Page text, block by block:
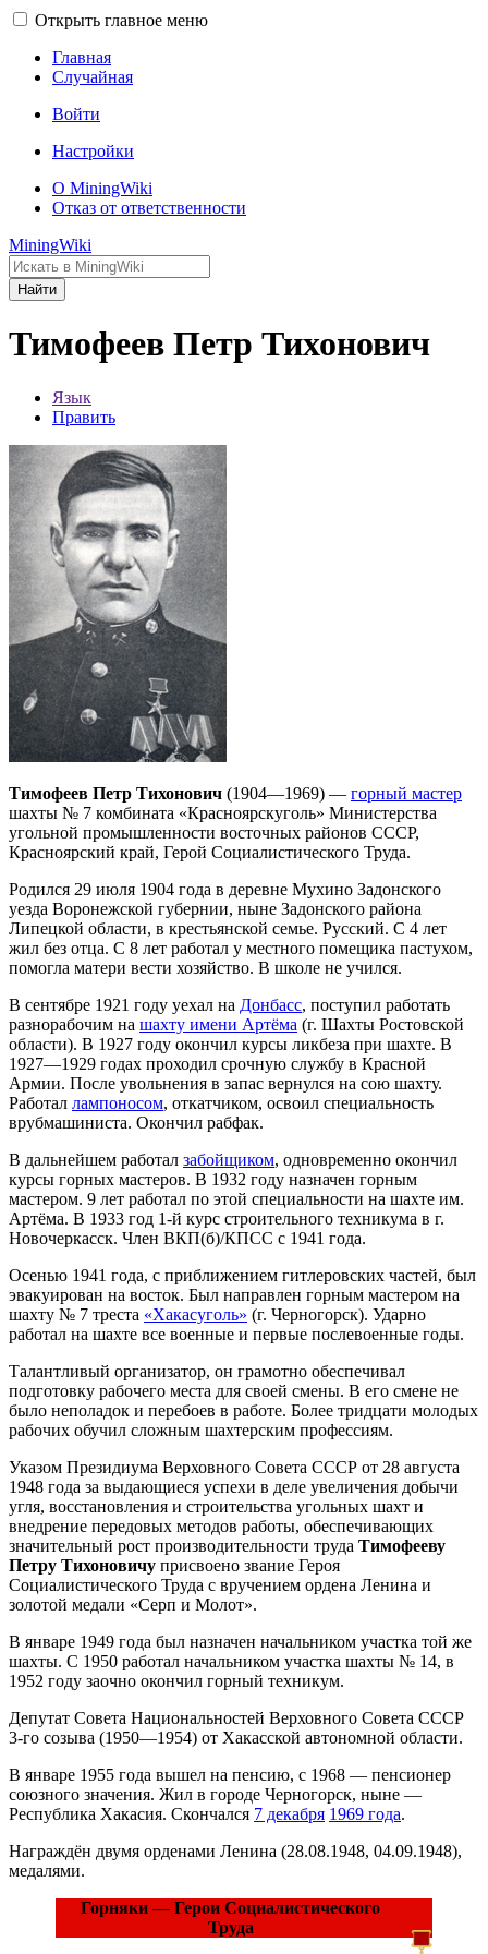
Открыть главное меню
Главная
Случайная
Войти
Настройки
О MiningWiki
Отказ от ответственности
MiningWiki
Найти
Тимофеев Петр Тихонович
Язык
Править
Тимофеев Петр Тихонович (1904—1969) — горный мастер
шахты № 7 комбината «Красноярскуголь» Министерства
угольной промышленности восточных районов СССР,
Красноярский край, Герой Социалистического Труда.
Родился 29 июля 1904 года в деревне Мухино Задонского
уезда Воронежской губернии, ныне Задонского района
Липецкой области, в крестьянской семье. Русский. С 4 лет
жил без отца. С 8 лет работал у местного помещика пастухом,
помогла матери вести хозяйство. В школе не учился.
В сентябре 1921 году уехал на Донбасс, поступил работать
разнорабочим на шахту имени Артёма (г. Шахты Ростовской
области). В 1927 году окончил курсы ликбеза при шахте. В
1927—1929 годах проходил срочную службу в Красной
Армии. После увольнения в запас вернулся на сою шахту.
Работал лампоносом, откатчиком, освоил специальность
врубмашиниста. Окончил рабфак.
В дальнейшем работал забойщиком, одновременно окончил
курсы горных мастеров. В 1932 году назначен горным
мастером. 9 лет работал по этой специальности на шахте им.
Артёма. В 1933 год 1-й курс строительного техникума в г.
Новочеркасск. Член ВКП(б)/КПСС с 1941 года.
Осенью 1941 года, с приближением гитлеровских частей, был
эвакуирован на восток. Был направлен горным мастером на
шахту № 7 треста «Хакасуголь» (г. Черногорск). Ударно
работал на шахте все военные и первые послевоенные годы.
Талантливый организатор, он грамотно обеспечивал
подготовку рабочего места для своей смены. В его смене не
было неполадок и перебоев в работе. Более тридцати молодых
рабочих обучил сложным шахтерским профессиям.
Указом Президиума Верховного Совета СССР от 28 августа
1948 года за выдающиеся успехи в деле увеличения добычи
угля, восстановления и строительства угольных шахт и
внедрение передовых методов работы, обеспечивающих
значительный рост производительности труда Тимофееву
Петру Тихоновичу присвоено звание Героя
Социалистического Труда с вручением ордена Ленина и
золотой медали «Серп и Молот».
В январе 1949 года был назначен начальником участка той же
шахты. С 1950 работал начальником участка шахты № 14, в
1952 году заочно окончил горный техникум.
Депутат Совета Национальностей Верховного Совета СССР
3-го созыва (1950—1954) от Хакасской автономной области.
В январе 1955 года вышел на пенсию, с 1968 — пенсионер
союзного значения. Жил в городе Черногорск, ныне —
Республика Хакасия. Скончался 7 декабря 1969 года.
Награждён двумя орденами Ленина (28.08.1948, 04.09.1948),
медалями.
Горняки — Герои Социалистического
Труда